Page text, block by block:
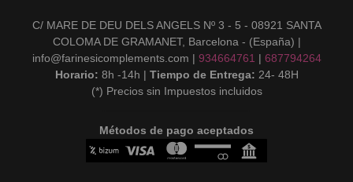
C/ MARE DE DEU DELS ANGELS Nº 3 - 5 - 08921 SANTA
COLOMA DE GRAMANET, Barcelona - (España) |
info@farinesicomplements.com | 934664761 | 687794264
Horario: 8h -14h | Tiempo de Entrega: 24- 48H
(*) Precios sin Impuestos incluidos
Métodos de pago aceptados